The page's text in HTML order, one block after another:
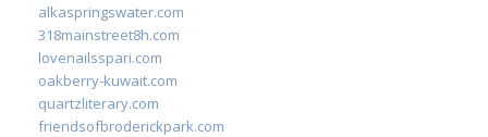
alkaspringswater.com
318mainstreet8h.com
lovenailsspari.com
oakberry-kuwait.com
quartzliterary.com
friendsofbroderickpark.com